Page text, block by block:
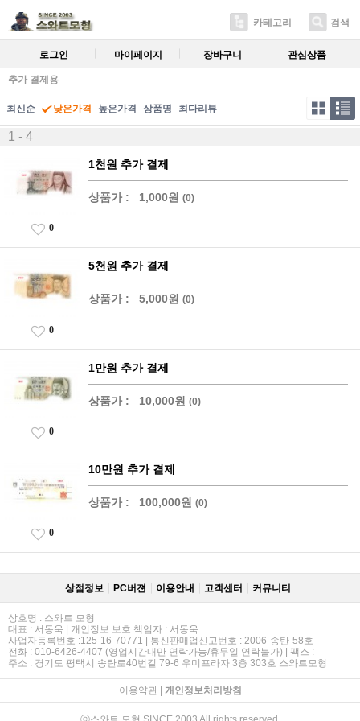
카테고리 검색
로그인 마이페이지 장바구니 관심상품
추가 결제용
최신순 낮은가격 높은가격 상품명 최다리뷰
1 - 4
1천원 추가 결제
상품가 : 1,000원 (0)
0
5천원 추가 결제
상품가 : 5,000원 (0)
0
1만원 추가 결제
상품가 : 10,000원 (0)
0
10만원 추가 결제
상품가 : 100,000원 (0)
0
상점정보 PC버젼 이용안내 고객센터 커뮤니티
상호명 : 스와트 모형
대표 : 서동욱 | 개인정보 보호 책임자 : 서동욱
사업자등록번호 :125-16-70771 | 통신판매업신고번호 : 2006-송탄-58호
전화 : 010-6426-4407 (영업시간내만 연락가능/휴무일 연락불가) | 팩스 :
주소 : 경기도 평택시 송탄로40번길 79-6 우미프라자 3층 303호 스와트모형
이용약관| 개인정보처리방침